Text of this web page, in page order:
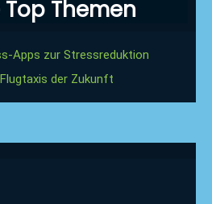
Top Themen
Apps zur Stressreduktion
der Zukunft